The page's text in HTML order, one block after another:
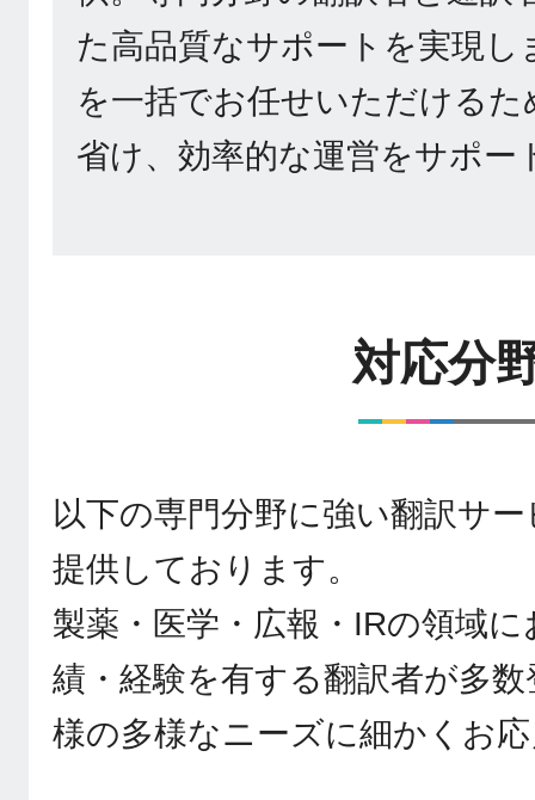
た高品質なサポートを実現し
を一括でお任せいただける
省け、効率的な運営をサポー
対応分
以下の専門分野に強い翻訳サ
提供しております。
製薬・医学・広報・IRの領域
績・経験を有する翻訳者が多
様の多様なニーズに細かくお